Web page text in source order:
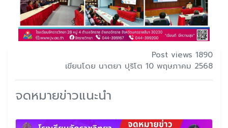
Post views 1890
เขียนโดย นาตยา ปุริโต 10 พฤษภาคม 2568
จดหมายข่าวแนะนำ